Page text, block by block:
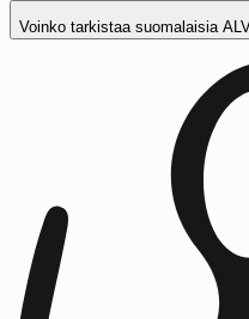
Voinko tarkistaa suomalaisia